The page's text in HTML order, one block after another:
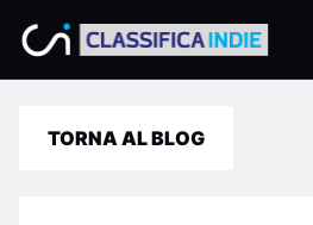
TORNA AL BLOG